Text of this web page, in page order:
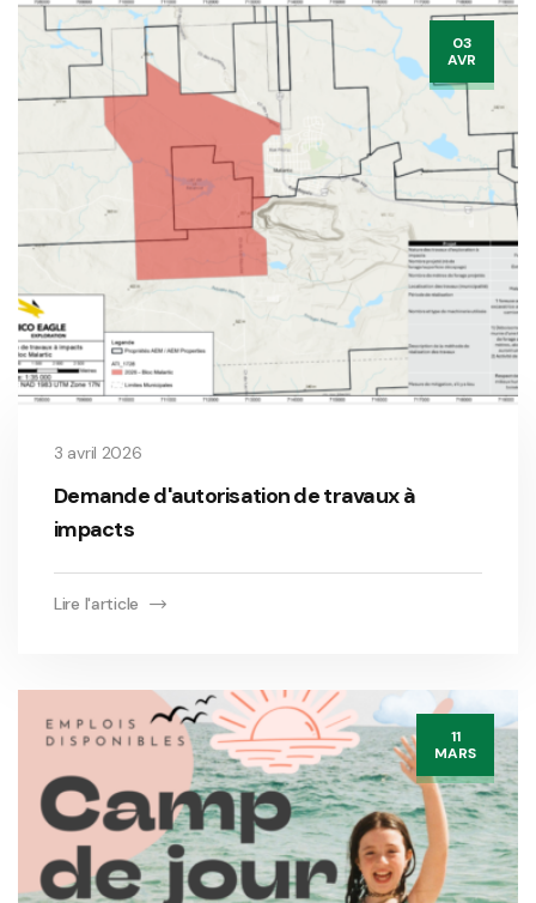
03
AVR
3 avril 2026
Demande d'autorisation de travaux à
impacts
Lire l'article
11
MARS